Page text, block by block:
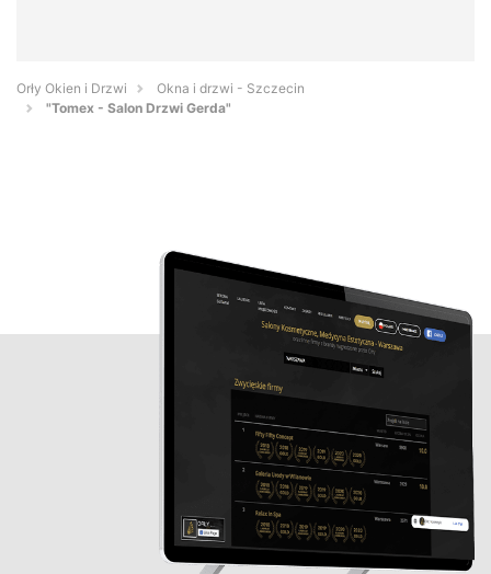
Orły Okien i Drzwi
Okna i drzwi - Szczecin
"Tomex - Salon Drzwi Gerda"